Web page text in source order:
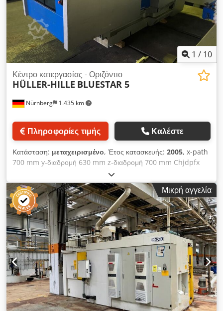
1 / 10
Nürnberg 1.435 km
Κέντρο κατεργασίας - Οριζόντιο
HÜLLER-HILLE BLUESTAR 5
Πληροφορίες τιμής Καλέστε
Κατάσταση: μεταχειρισμένο, Έτος κατασκευής: 2005, x-path
700 mm y-διαδρομή 630 mm z-διαδρομή 700 mm Chjdpfx
Answhqtqsmoa Έλεγχος SIN 840 D SIEMENS Ταχύτητες
ατράκτου - απείρως μεταβλητή 10.000 στροφές ανά λεπτό
Ισχύς κίνησης 100% ED 13,00 kW Ισχύς κίνησης 40 % ED
18,00 KW Εργαλειοθήκη HSK-A63 Διάμετρος ατράκτου στο
μπροστινό έδρανο 80 mm Πρόωση X/Y/Z/άξονας 1 - 50.000
mm/min Ταχεία μετακίνηση X/Y/Z 50,00 m/min Δύναμη
προώθησης X/Y/Z 5,00 kN Άξονας Β 360 x 1 ° Β - άξονας
30,00 rpm Μέγεθος παλέτας 2x 500 x 500 mm Βάρος
τεμαχίου 500 kg Διαστάσεις τεμαχίου τουλάχιστον 700 x 700 x
750 mm Γεμιστήρας εργαλείων με 40 θέσεις Μήκος εργαλείου -
μέγ. 350 mm Διάμετρος εργαλείου 80 mm Διάμετρος εργαλείου
με ελεύθερες πλευρικές πλάκες 150 mm Βάρος εργαλείου μέγ.
10,00 kg Χρόνος μετακίνησης από τσιπ σε τσιπ 4,00 δευτ.
Συνολική απαίτηση ισχύος 24,00 kW Βάρος μηχανήματος
Μικρή αγγελία